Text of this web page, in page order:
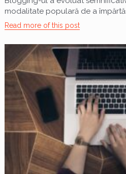
modalitate populară de a
Read more of this post